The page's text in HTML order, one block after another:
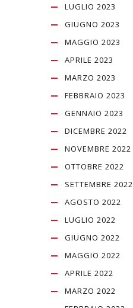
LUGLIO 2023
GIUGNO 2023
MAGGIO 2023
APRILE 2023
MARZO 2023
FEBBRAIO 2023
GENNAIO 2023
DICEMBRE 2022
NOVEMBRE 2022
OTTOBRE 2022
SETTEMBRE 2022
AGOSTO 2022
LUGLIO 2022
GIUGNO 2022
MAGGIO 2022
APRILE 2022
MARZO 2022